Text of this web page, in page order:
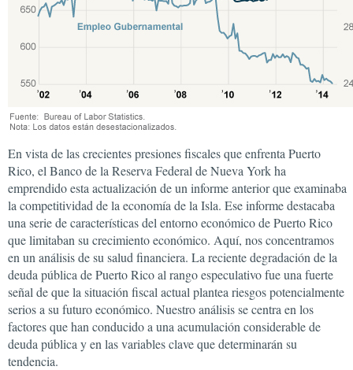
En vista de las crecientes presiones fiscales que enfrenta Puerto
Rico, el Banco de la Reserva Federal de Nueva York ha
emprendido esta actualización de un informe anterior que examinaba
la competitividad de la economía de la Isla. Ese informe destacaba
una serie de características del entorno económico de Puerto Rico
que limitaban su crecimiento económico. Aquí, nos concentramos
en un análisis de su salud financiera. La reciente degradación de la
deuda pública de Puerto Rico al rango especulativo fue una fuerte
señal de que la situación fiscal actual plantea riesgos potencialmente
serios a su futuro económico. Nuestro análisis se centra en los
factores que han conducido a una acumulación considerable de
deuda pública y en las variables clave que determinarán su
tendencia.